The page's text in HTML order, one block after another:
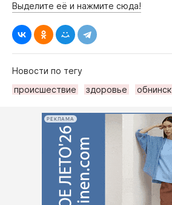
Выделите её и нажмите сюда!
Новости по тегу
происшествие
здоровье обнинск
РЕКЛАМА